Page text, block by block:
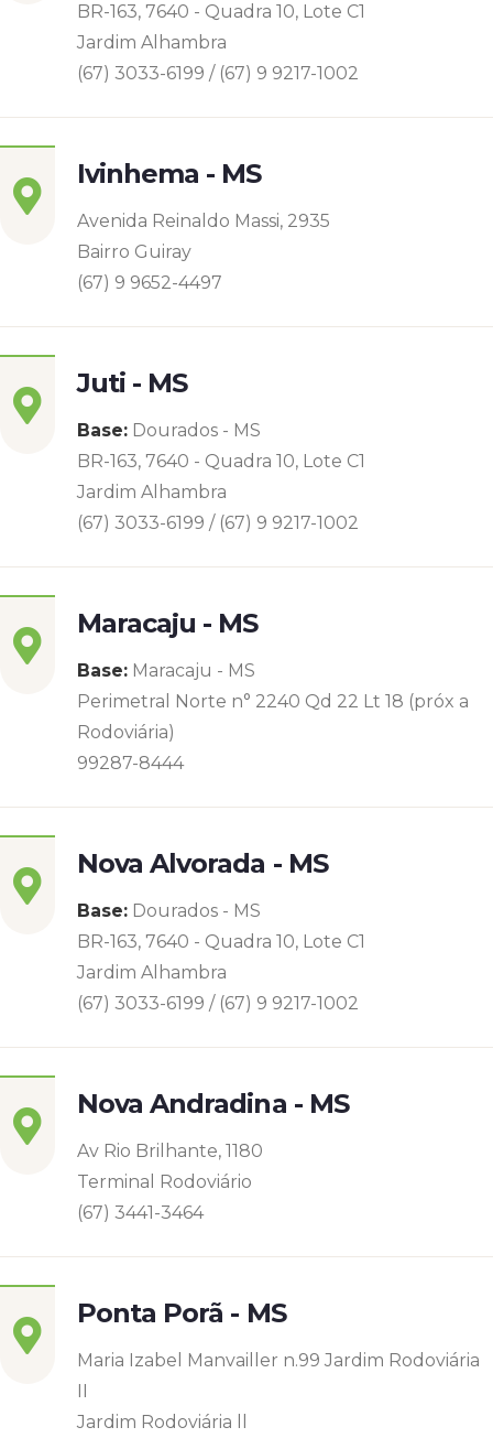
BR-163, 7640 - Quadra 10, Lote C1
Jardim Alhambra
(67) 3033-6199 / (67) 9 9217-1002
Ivinhema - MS
Avenida Reinaldo Massi, 2935
Bairro Guiray
(67) 9 9652-4497
Juti - MS
Base: Dourados - MS
BR-163, 7640 - Quadra 10, Lote C1
Jardim Alhambra
(67) 3033-6199 / (67) 9 9217-1002
Maracaju - MS
Base: Maracaju - MS
Perimetral Norte n° 2240 Qd 22 Lt 18 (próx a
Rodoviária)
99287-8444
Nova Alvorada - MS
Base: Dourados - MS
BR-163, 7640 - Quadra 10, Lote C1
Jardim Alhambra
(67) 3033-6199 / (67) 9 9217-1002
Nova Andradina - MS
Av Rio Brilhante, 1180
Terminal Rodoviário
(67) 3441-3464
Ponta Porã - MS
Maria Izabel Manvailler n.99 Jardim Rodoviária
II
Jardim Rodoviária ll